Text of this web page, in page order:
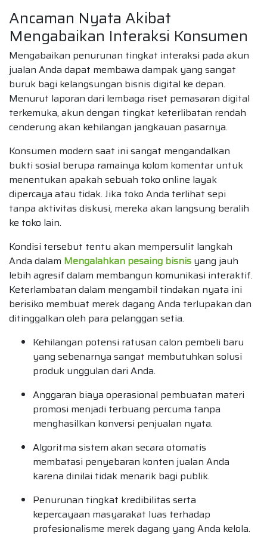
Ancaman Nyata Akibat
Mengabaikan Interaksi Konsumen
Mengabaikan penurunan tingkat interaksi pada akun
jualan Anda dapat membawa dampak yang sangat
buruk bagi kelangsungan bisnis digital ke depan.
Menurut laporan dari lembaga riset pemasaran digital
terkemuka, akun dengan tingkat keterlibatan rendah
cenderung akan kehilangan jangkauan pasarnya.
Konsumen modern saat ini sangat mengandalkan
bukti sosial berupa ramainya kolom komentar untuk
menentukan apakah sebuah toko online layak
dipercaya atau tidak. Jika toko Anda terlihat sepi
tanpa aktivitas diskusi, mereka akan langsung beralih
ke toko lain.
Kondisi tersebut tentu akan mempersulit langkah
Anda dalam Mengalahkan pesaing bisnis yang jauh
lebih agresif dalam membangun komunikasi interaktif.
Keterlambatan dalam mengambil tindakan nyata ini
berisiko membuat merek dagang Anda terlupakan dan
ditinggalkan oleh para pelanggan setia.
Kehilangan potensi ratusan calon pembeli baru
yang sebenarnya sangat membutuhkan solusi
produk unggulan dari Anda.
Anggaran biaya operasional pembuatan materi
promosi menjadi terbuang percuma tanpa
menghasilkan konversi penjualan nyata.
Algoritma sistem akan secara otomatis
membatasi penyebaran konten jualan Anda
karena dinilai tidak menarik bagi publik.
Penurunan tingkat kredibilitas serta
kepercayaan masyarakat luas terhadap
profesionalisme merek dagang yang Anda kelola.